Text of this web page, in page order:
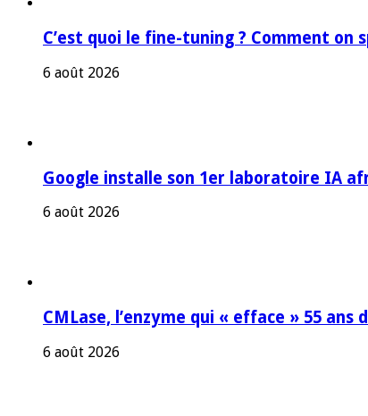
C’est quoi le fine-tuning ? Comment on
6 août 2026
Google installe son 1er laboratoire IA
6 août 2026
CMLase, l’enzyme qui « efface » 55
6 août 2026